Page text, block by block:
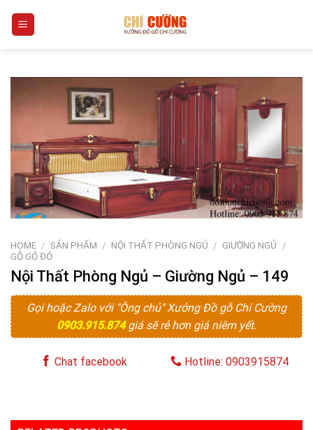
HOME / SẢN PHẨM / NỘI THẤT PHÒNG NGỦ / GIƯỜNG NGỦ
/
GỖ GỎ ĐỎ
Nội Thất Phòng Ngủ – Giường Ngủ – 149
Gọi hoặc Zalo với "Ông chủ" Xưởng Đồ gỗ Chí Cường
0903.915.874giá sẽ rẻ hơn giá niêm yết.
Chat facebook Hotline: 0903915874